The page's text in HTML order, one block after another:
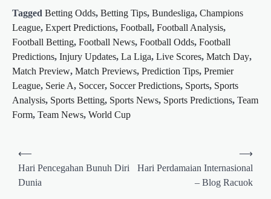
Tagged Betting Odds, Betting Tips, Bundesliga, Champions
League, Expert Predictions, Football, Football Analysis,
Football Betting, Football News, Football Odds, Football
Predictions, Injury Updates, La Liga, Live Scores, Match Day,
Match Preview, Match Previews, Prediction Tips, Premier
League, Serie A, Soccer, Soccer Predictions, Sports, Sports
Analysis, Sports Betting, Sports News, Sports Predictions, Team
Form, Team News, World Cup
Post
navigation
⟵
Hari Pencegahan Bunuh Diri
Dunia
Hari Perdamaian Internasional
– Blog Racuok
⟶